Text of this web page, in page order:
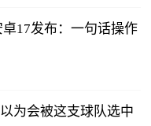
17发布：一句话操作
为会被这支球队选中